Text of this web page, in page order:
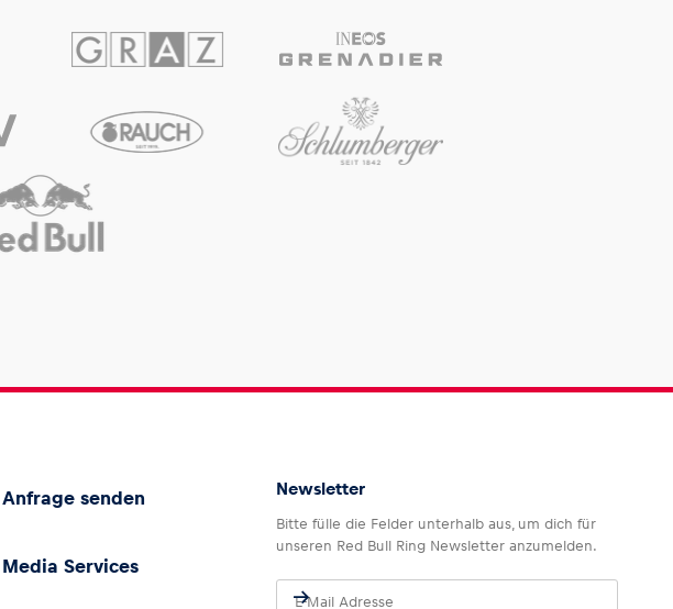
Anfrage senden
Media Services
Newsletter
Bitte fülle die Felder unterhalb aus, um dich für
unseren Red Bull Ring Newsletter anzumelden.